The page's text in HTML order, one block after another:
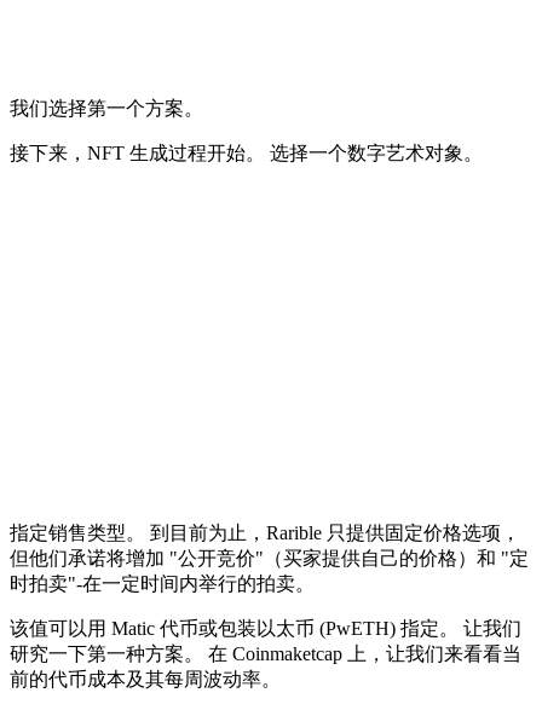
我们选择第一个方案。
接下来，NFT 生成过程开始。 选择一个数字艺术对象。
指定销售类型。 到目前为止，Rarible 只提供固定价格选项，
但他们承诺将增加 "公开竞价"（买家提供自己的价格）和 "定
时拍卖"-在一定时间内举行的拍卖。
该值可以用 Matic 代币或包装以太币 (PwETH) 指定。 让我们
研究一下第一种方案。 在 Coinmaketcap 上，让我们来看看当
前的代币成本及其每周波动率。